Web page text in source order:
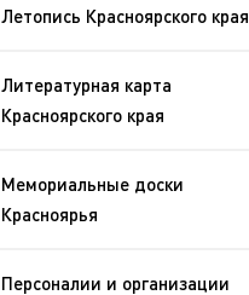
Летопись Красноярского края
Литературная карта
Красноярского края
Мемориальные доски
Красноярья
Персоналии и организации